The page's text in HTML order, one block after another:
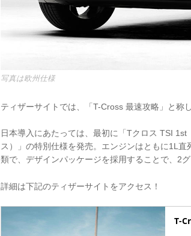
写真は欧州仕様
ティザーサイトでは、「T-Cross 最速攻略」と称
日本導入にあたっては、最初に「Tクロス TSI
ス）」の特別仕様を発売。エンジンはともに1L
類で、デザインパッケージを採用することで、2
詳細は下記のティザーサイトをアクセス！
T-